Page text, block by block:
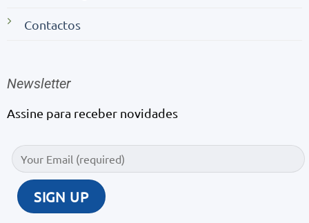
Contactos
Newsletter
Assine para receber novidades